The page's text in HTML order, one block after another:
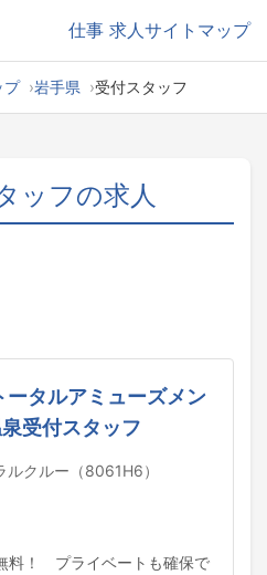
仕事 求人サイトマップ
プ 岩手県 受付スタッフ
ッフの求人
ータルアミューズメン
受付スタッフ
クルー（8061H6）
料！ プライベートも確保で